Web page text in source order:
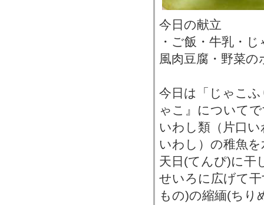
今日の献立
・ご飯・牛乳・
風肉豆腐・野菜の
今日は「じゃこ
ゃこ』について
いわし類（片口
いわし）の稚魚
天日(てんぴ)に干
せいろに広げて
もの)の縮緬(ちり